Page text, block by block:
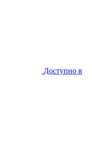
Доступно в